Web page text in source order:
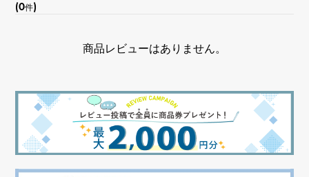
(0件)
商品レビューはありません。